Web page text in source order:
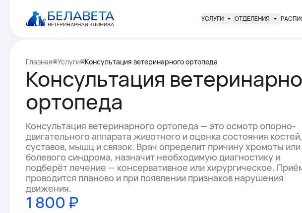
УСЛУГИ ОТДЕЛЕНИЯ
Главная Услуги Консультация ветеринарного ортопеда
Консультация
ортопеда
Консультация ветеринарного ортопеда — это осмотр опорно-
двигательного аппарата животного и оценка состояния костей,
суставов, мышц и связок. Врач определит причину хромоты или
болевого синдрома, назначит необходимую диагностику и
подберёт лечение — консервативное или хирургическое.
проводится планово и при появлении признаков нарушения
движения.
1 800 ₽